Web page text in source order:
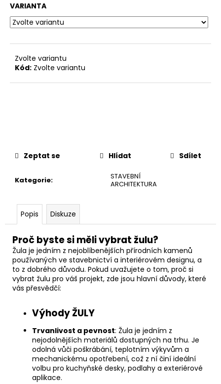
VARIANTA
Zvolte variantu
Kód: Zvolte variantu
Kategorie:
STAVEBNÍ
ARCHITEKTURA
Zeptat se Hlídat Sdílet
Popis Diskuze
Proč byste si měli vybrat žulu?
Žula je jedním z nejoblíbenějších přírodních kamenů
používaných ve stavebnictví a interiérovém designu, a
to z dobrého důvodu. Pokud uvažujete o tom, proč si
vybrat žulu pro váš projekt, zde jsou hlavní důvody, které
vás přesvědčí:
Výhody ŽULY
Trvanlivost a pevnost: Žula je jedním z
nejodolnějších materiálů dostupných na trhu. Je
odolná vůči poškrábání, teplotním výkyvům a
mechanickému opotřebení, což z ní činí ideální
volbu pro kuchyňské desky, podlahy a exteriérové
aplikace.
č
u
j
e
m
e